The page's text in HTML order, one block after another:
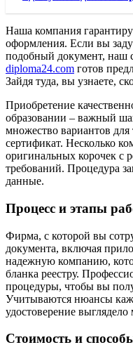
Наша компания
оформления. Если вы
подобный документ, наш
diploma24.com готов
Зайдя туда, вы узнаете,
Приобретение
образовании – важный
множество вариантов для
сертификат. Несколько
оригинальных корочек с
требований. Процедура
данные.
Процесс и этапы
Фирма, с которой вы
документа, включая
надежную компанию,
бланка реестру.
процедуры, чтобы вы
Учитываются нюансы
удостоверение
Стоимость и